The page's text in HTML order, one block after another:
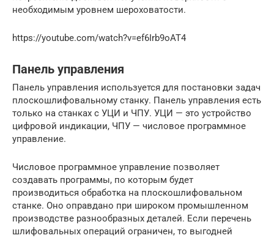
необходимым уровнем шероховатости.
https://youtube.com/watch?v=ef6Irb9oAT4
Панель управления
Панель управления используется для постановки задач
плоскошлифовальному станку. Панель управления есть
только на станках с УЦИ и ЧПУ. УЦИ — это устройство
цифровой индикации, ЧПУ — числовое программное
управление.
Числовое программное управление позволяет
создавать программы, по которым будет
производиться обработка на плоскошлифовальном
станке. Оно оправдано при широком промышленном
производстве разнообразных деталей. Если перечень
шлифовальных операций ограничен, то выгодней